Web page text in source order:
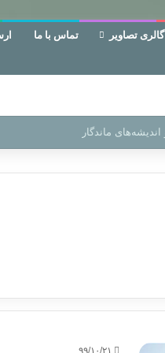
گالری تصاویر تماس با ما
۹۹/۱۰/۲۱